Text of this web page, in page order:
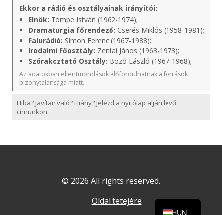
Ekkor a rádió és osztályainak irányítói:
Elnök: Tömpe István (1962-1974);
Dramaturgia főrendező: Cserés Miklós (1958-1981);
Falurádió: Simon Ferenc (1967-1988);
Irodalmi Főosztály: Zentai János (1963-1973);
Szórakoztató Osztály: Bozó László (1967-1968);
Az adatokban ellentmondások előfordulhatnak a források
bizonytalansága miatt.
Hiba? Javítanivaló? Hiány? Jelezd a nyitólap alján levő
címünkön.
© 2026 All rights reserved.
Oldal tetejére
HUN